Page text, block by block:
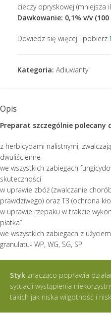
cieczy opryskowej (mniejsza
Dawkowanie: 0,1% v/v
Dowiedz się więcej i pobierz
Kategoria: Adiuwanty
Opis
Preparat szczególnie polecany
z herbicydami nalistnymi,
dwuliścienne
we wszystkich zabiegach
skuteczności
w uprawie zbóż (zwalczanie
prawdziwego) oraz T3 (ochrona
w uprawie rzepaku w trakcie
płatka”
we wszystkich zabiegach z
granulatu- WP, WG, SG, SP
Styk znacząco poprawia
sytuacji wystąpienia
takich jak niska wilgotność i